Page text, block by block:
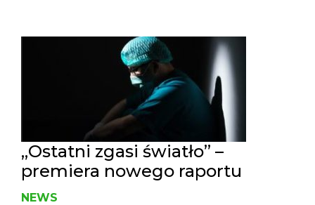
„Ostatni zgasi światło” –
premiera nowego raportu
NEWS